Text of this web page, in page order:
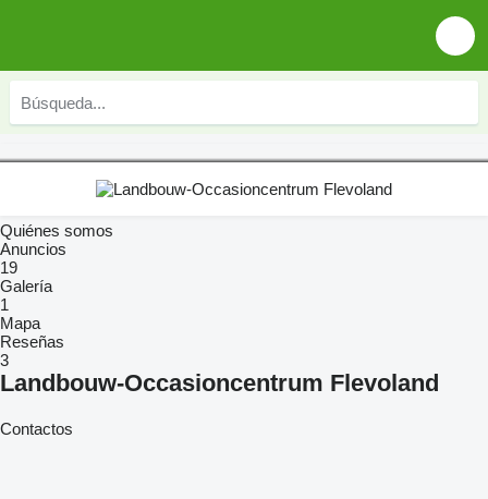
Quiénes somos
Anuncios
19
Galería
1
Mapa
Reseñas
3
Landbouw-Occasioncentrum Flevoland
Contactos